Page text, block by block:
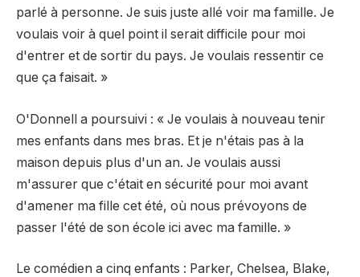
parlé à personne. Je suis juste allé voir ma famille. Je
voulais voir à quel point il serait difficile pour moi
d'entrer et de sortir du pays. Je voulais ressentir ce
que ça faisait. »
O'Donnell a poursuivi : « Je voulais à nouveau tenir
mes enfants dans mes bras. Et je n'étais pas à la
maison depuis plus d'un an. Je voulais aussi
m'assurer que c'était en sécurité pour moi avant
d'amener ma fille cet été, où nous prévoyons de
passer l'été de son école ici avec ma famille. »
Le comédien a cinq enfants : Parker, Chelsea, Blake,